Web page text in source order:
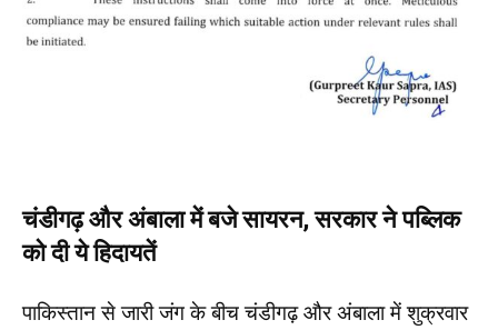
चंडीगढ़ और अंबाला में बजे सायरन, सरकार ने पब्लिक
को दी ये हिदायतें
पाकिस्तान से जारी जंग के बीच चंडीगढ़ और अंबाला में शुक्रवार